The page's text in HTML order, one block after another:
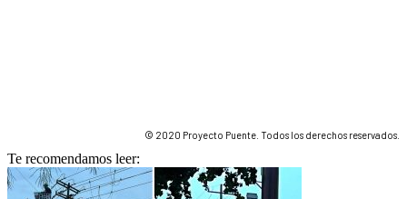
© 2020 Proyecto Puente. Todos los derechos reservados.
Te recomendamos leer: